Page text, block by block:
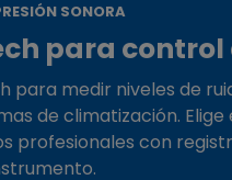
SONORA
para
para medir niveles de
de climatización.
profesionales con